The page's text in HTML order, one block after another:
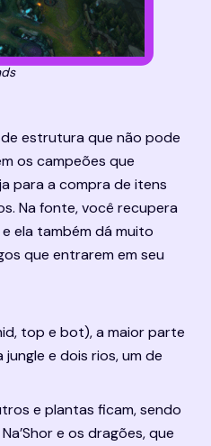
estrutura que não pode
os campeões que
para a compra de itens
Na fonte, você recupera
ela também dá muito
que entrarem em seu
top e bot), a maior parte
e dois rios, um de
e plantas ficam, sendo
e os dragões, que